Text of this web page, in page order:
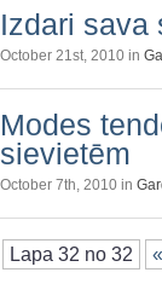
Izdari sava
October 21st, 2010 in
Modes
sievietēm
October 7th, 2010 in
Lapa 32 no 32